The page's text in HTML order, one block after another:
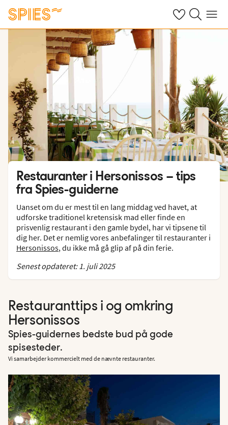
Se dine gemte
Søg påMenu
Restauranter i Hersonissos – tips
fra Spies-guiderne
Uanset om du er mest til en lang middag ved havet, at
udforske traditionel kretensisk mad eller finde en
prisvenlig restaurant i den gamle bydel, har vi tipsene til
dig her. Det er nemlig vores anbefalinger til restauranter i
Hersonissos, du ikke må gå glip af på din ferie.
Senest opdateret: 1. juli 2025
Restauranttips i og omkring
Hersonissos
Spies-guidernes bedste bud på gode
spisesteder.
Vi samarbejder kommercielt med de nævnte restauranter.